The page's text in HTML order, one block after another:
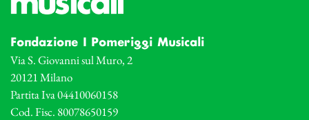
Fondazione I Pomeriggi Musicali
Via S. Giovanni sul Muro, 2
20121 Milano
Partita Iva 04410060158
Cod. Fisc. 80078650159